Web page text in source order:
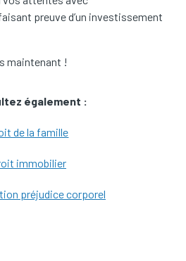
preuve d’un investissement
maintenant !
également :
de la famille
immobilier
préjudice corporel